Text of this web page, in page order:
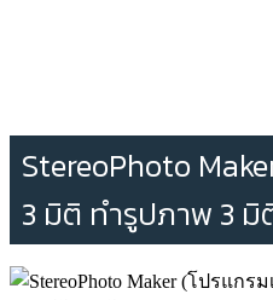
StereoPhoto
3 มิติ ทำรูปภาพ 3 มิ